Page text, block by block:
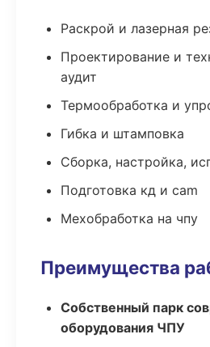
Раскрой и лазерная
Проектирование и
аудит
Термообработка и
Гибка и штамповка
Сборка, настройка,
Подготовка кд и cam
Мехобработка на чпу
Преимущества
Собственный парк
оборудования ЧПУ